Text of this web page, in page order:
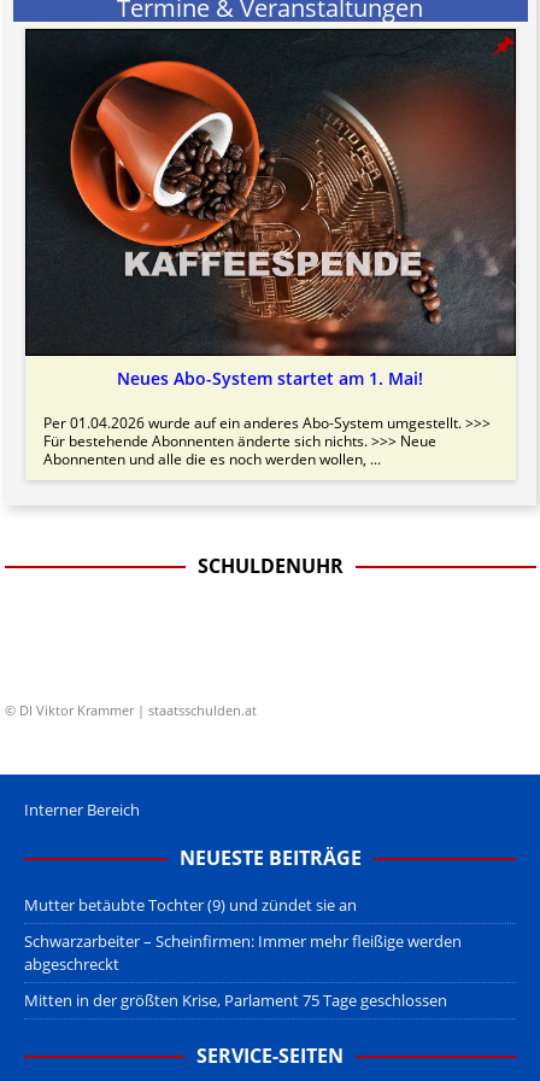
Termine & Veranstaltungen
Neues Abo-System startet am 1. Mai!
Per 01.04.2026 wurde auf ein anderes Abo-System umgestellt. >>>
Für bestehende Abonnenten änderte sich nichts. >>> Neue
Abonnenten und alle die es noch werden wollen, ...
SCHULDENUHR
© DI Viktor Krammer | staatsschulden.at
Interner Bereich
NEUESTE BEITRÄGE
Mutter betäubte Tochter (9) und zündet sie an
Schwarzarbeiter – Scheinfirmen: Immer mehr fleißige werden
abgeschreckt
Mitten in der größten Krise, Parlament 75 Tage geschlossen
SERVICE-SEITEN